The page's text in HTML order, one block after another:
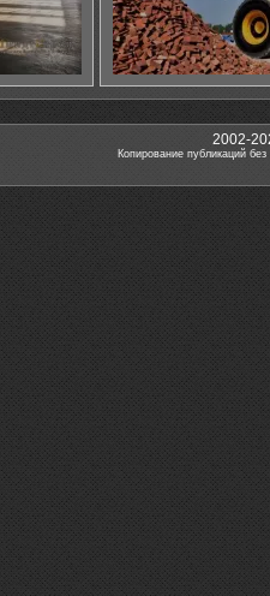
2002-
Копирование публикаций